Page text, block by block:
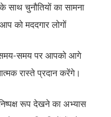
साथ चुनौतियों का सामना
को मददगार लोगों
समय पर आपको आगे
रास्ते प्रदान करेंगे।
रूप देखने का अभ्यास